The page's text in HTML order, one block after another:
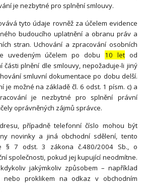
je nezbytné pro splnění smlouvy.
tyto údaje rovněž za účelem evidence
budoucího uplatnění a obranu práv a
stran. Uchování a zpracování osobních
uvedeným účelem po dobu 10 letod
části plnění dle smlouvy, nepožaduje-li jiný
smluvní dokumentace po dobu delší.
je možné na základě čl. 6 odst. 1 písm. c) a
je nezbytné pro splnění právní
oprávněných zájmů správce.
případně telefonní číslo mohou být
novinky a jiná obchodní sdělení, tento
§ 7 odst. 3 zákona č.480/2004 Sb., o
společnosti, pokud jej kupující neodmítne.
jakýmkoliv způsobem – například
nebo proklikem na odkaz v obchodním